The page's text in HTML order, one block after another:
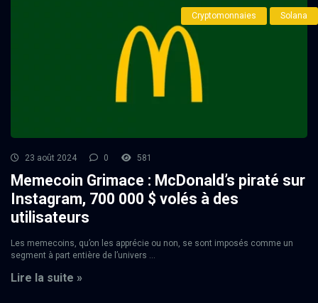
Cryptomonnaies Solana
23 août 2024 0 581
Memecoin Grimace : McDonald’s piraté sur
Instagram, 700 000 $ volés à des
utilisateurs
Les memecoins, qu’on les apprécie ou non, se sont imposés comme un
segment à part entière de l’univers ...
Lire la suite »